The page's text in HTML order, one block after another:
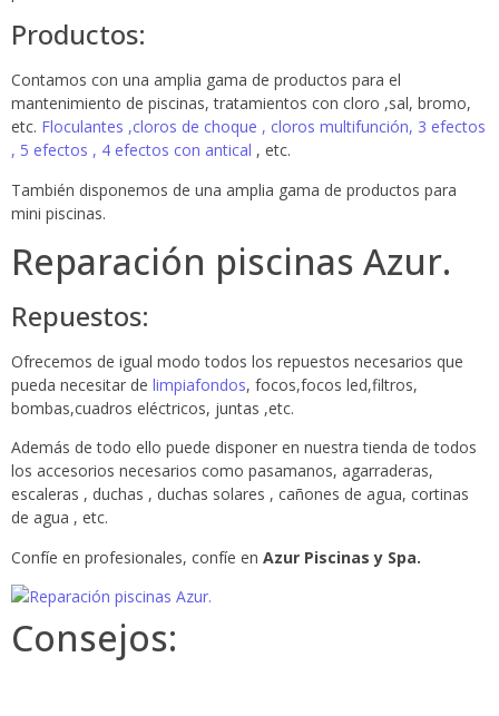
Productos:
Contamos con una amplia gama de productos para el
mantenimiento de piscinas, tratamientos con cloro ,sal, bromo,
etc. Floculantes ,cloros de choque , cloros multifunción, 3 efectos
, 5 efectos , 4 efectos con antical , etc.
También disponemos de una amplia gama de productos para
mini piscinas.
Reparación piscinas Azur.
Repuestos:
Ofrecemos de igual modo todos los repuestos necesarios que
pueda necesitar de limpiafondos, focos,focos led,filtros,
bombas,cuadros eléctricos, juntas ,etc.
Además de todo ello puede disponer en nuestra tienda de todos
los accesorios necesarios como pasamanos, agarraderas,
escaleras , duchas , duchas solares , cañones de agua, cortinas
de agua , etc.
Confíe en profesionales, confíe en Azur Piscinas y Spa.
Consejos: